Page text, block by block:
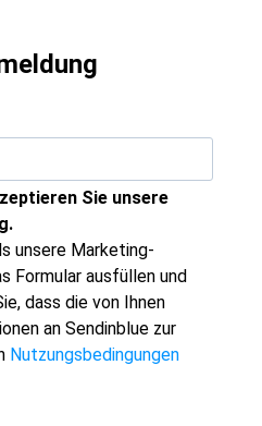
Sie unsere
unsere Marketing-
Formular ausfüllen und
dass die von Ihnen
an Sendinblue zur
Nutzungsbedingungen